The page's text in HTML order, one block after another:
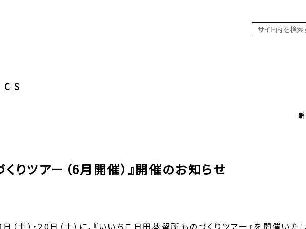
りツアー（6月開催）』開催のお知らせ
）・20日（土）に、『いいちこ日田蒸留所ものづくりツアー』を開催いたし